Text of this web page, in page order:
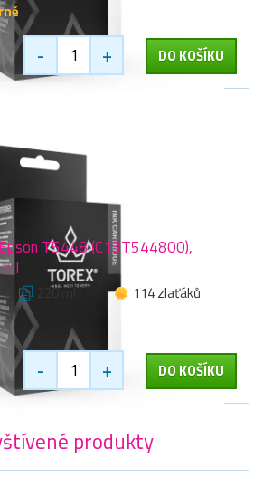
- + DO KOŠÍKU
T5448 (C13T544800),
220 ml
114 zlaťáků
- + DO KOŠÍKU
produkty